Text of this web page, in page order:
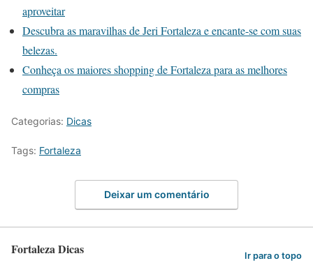
aproveitar
Descubra as maravilhas de Jeri Fortaleza e encante-se com suas
belezas.
Conheça os maiores shopping de Fortaleza para as melhores
compras
Categorias: Dicas
Tags: Fortaleza
Deixar um comentário
Fortaleza Dicas Ir para o topo